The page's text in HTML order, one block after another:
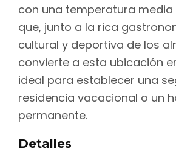
con una temperatura media
que, junto a la rica
cultural y deportiva de los
convierte a esta ubicación
ideal para establecer una
residencia vacacional o un
permanente.
Detalles